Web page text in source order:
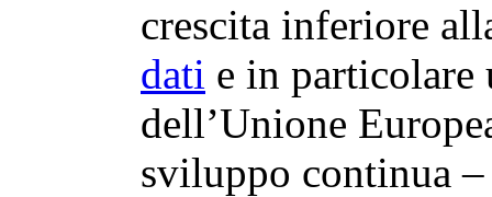
crescita inferiore
dati e in
dell’Unione
sviluppo continua